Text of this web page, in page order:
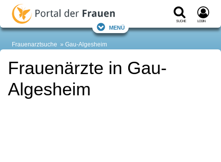
Suche Login
Menü
Frauenarztsuche Gau-Algesheim
Frauenärzte in Gau-
Algesheim